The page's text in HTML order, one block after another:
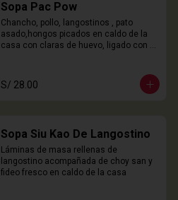
Sopa Pac Pow
Chancho, pollo, langostinos , pato
asado,hongos picados en caldo de la
casa con claras de huevo, ligado con
S/ 28.00
Sopa Siu Kao De Langostino
Láminas de masa rellenas de
langostino acompañada de choy san y
fideo fresco en caldo de la casa